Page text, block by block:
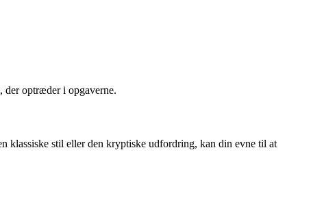
der optræder i opgaverne.
klassiske stil eller den kryptiske udfordring, kan din evne til at